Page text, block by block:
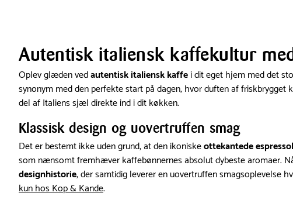
-
Edition
2.0
Autentisk italiensk kaffekultur
Oplev glæden vedautentisk italiensk kaffei dit eget hjem med det
synonym med den perfekte start på dagen, hvor duften af
del af Italiens sjæl direkte ind i dit køkken.
Klassisk design og uovertruffen smag
Det er bestemt ikke uden grund, at den ikoniskeottekantede
som nænsomt fremhæver kaffebønnernes absolut dybeste aromaer.
designhistorie, der samtidig leverer en uovertruffen smagsoplevelse
kun hos Kop & Kande.